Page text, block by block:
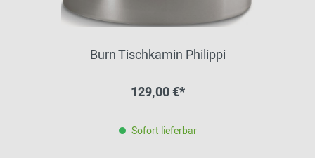
Burn Tischkamin Philippi
129,00 €*
Sofort lieferbar